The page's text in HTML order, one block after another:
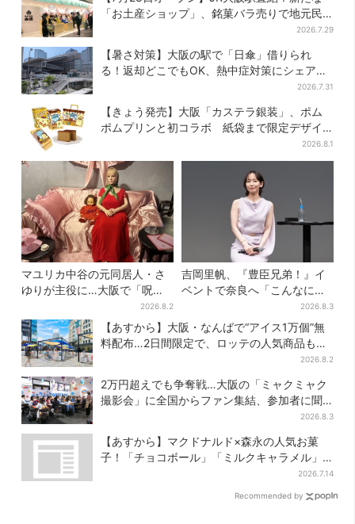
「お土産ショップ」、銘菓バラ売りで地元民
2026.7.29
【暑さ対策】大阪の駅で「日傘」借りられ
る！返却どこでもOK、熱中症対策にシェアサ
2026.7.31
【きょう発売】大阪「カステラ銀装」、ポム
ポムプリンと初コラボ 紙袋まで限定デザイ
2026.8.1
マユリカ中谷の元同居人・さ
ゆりが主役に…大阪で「呪物
展」開催、コンセプトは“呪物
たちのお茶会”
2026.8.2
吉岡里帆、『豊臣兄弟！』イ
ベントで奈良へ「こんなに楽
しんでもらえてうれしい」2026.8.3
【あすから】大阪・なんばで“アイス1万個”無
料配布…2日間限定で、ロッテの人気商品もら
2026.8.2
2万円超えでも争奪戦…大阪の「ミャクミャク
撮影会」に全国からファン集結、参加者に聞
2026.8.3
【あすから】マクドナルド×森永の人気お菓
子！「チョコボール」「ミルクキャラメル」
があのスイーツに変身…6年ぶり復活シェイク
2026.7.14
Recommended by